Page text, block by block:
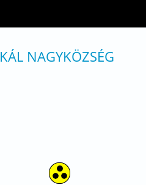
KÁL NAGYKÖZSÉG